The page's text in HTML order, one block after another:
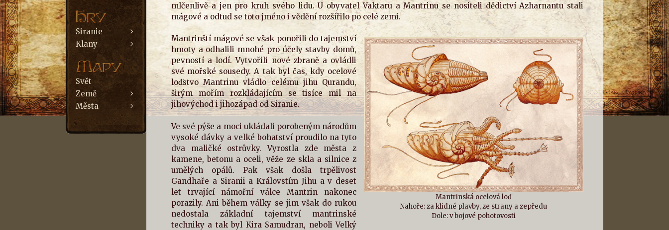
mlčenlivě a jen pro kruh svého lidu. U obyvatel Vaktaru a Mantrinu se nositeli dědictví Azharnantu stali
mágové a odtud se toto jméno i vědění rozšířilo po celé zemi.
Mantrinská ocelová loď
Nahoře: za klidné plavby, ze strany a zepředu
Dole: v bojové pohotovosti
Mantrinští mágové se však ponořili do tajemství
hmoty a odhalili mnohé pro účely stavby domů,
pevností a lodí. Vytvořili nové zbraně a ovládli
své mořské sousedy. A tak byl čas, kdy ocelové
loďstvo Mantrinu vládlo celému jihu Qurandu,
širým mořím rozkládajícím se tisíce mil na
jihovýchod i jihozápad od Siranie.
Ve své pýše a moci ukládali porobeným národům
vysoké dávky a velké bohatství proudilo na tyto
dva maličké ostrůvky. Vyrostla zde města z
kamene, betonu a oceli, věže ze skla a silnice z
umělých opálů. Pak však došla trpělivost
Gandhaře a Siranii a Královstím Jihu a v deset
let trvající námořní válce Mantrin nakonec
porazily. Ani během války se jim však do rukou
nedostala základní tajemství mantrinské
techniky a tak byl Kira Samudran, neboli Velký
Siranie
Klany
Svět
Země
Města